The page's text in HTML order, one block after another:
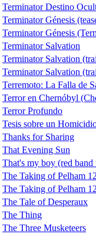
Terminator Destino
Terminator Génesis
Terminator Génesis
Terminator Salvation
Terminator Salvation
Terminator Salvation
Terremoto: La Falla de
Terror en Chernóbyl
Terror Profundo
Tesis sobre un
Thanks for Sharing
That Evening Sun
That's my boy (red band
The Taking of Pelham
The Taking of Pelham
The Tale of Desperaux
The Thing
The Three Musketeers